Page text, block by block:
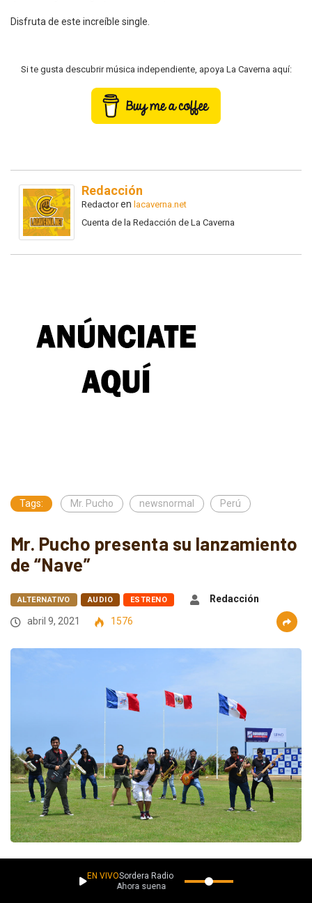
Disfruta de este increíble single.
Si te gusta descubrir música independiente, apoya La Caverna aquí:
Redacción
Redactoren lacaverna.net
Cuenta de la Redacción de La Caverna
Tags: Mr. Pucho newsnormal Perú
Mr. Pucho presenta su lanzamiento
de “Nave”
ALTERNATIVO AUDIO ESTRENO
Redacción
abril 9, 2021
1576
Mr. Puchoha lanzado“Nave”
en el cual nos contaran un poco sobre su historia.
EN VIVOSordera Radio
Ahora suena